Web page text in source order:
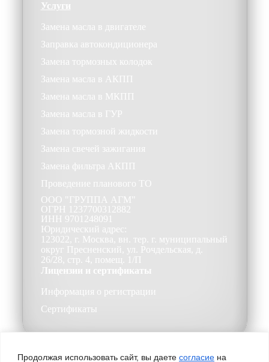
Продолжая использовать сайт, вы даете согласие на
Услуги
Замена масла в двигателе
Заправка автокондиционера
Замена тормозных колодок
Замена масла в АКПП
Замена масла в МКПП
Замена масла в ГУР
Замена тормозной жидкости
Замена свечей зажигания
Замена фильтра АКПП
Проведение планового ТО
ООО "ГРУППА АГМ"
ОГРН 1237700312882
ИНН 9701248091
Юридический адрес:
123022, г. Москва, вн. тер. г. муниципальный
округ Пресненский, ул. Рочдельская, д.
26/28, стр. 4, помещ. 1/П
Лицензии и сертификаты
Информация о регистрации
Сертификаты